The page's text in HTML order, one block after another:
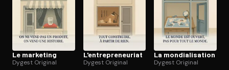
Le marketing
Dygest Original
L'en­tre­pre­neu­riat
Dygest Original
La mon­dia­li­sa­tion
Dygest Original